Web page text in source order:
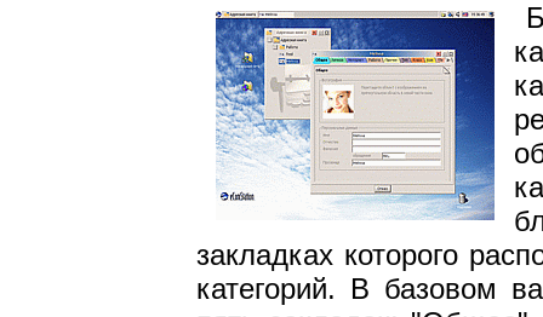
закладках которого
категорий. В базовом